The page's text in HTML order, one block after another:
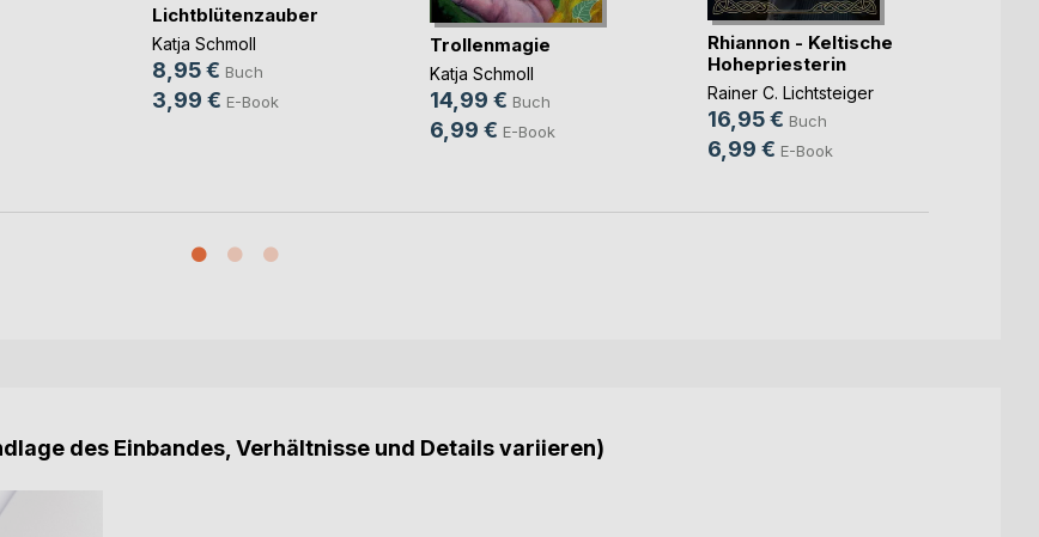
Lichtblütenzauber
Katja Schmoll
8,95 € Buch
3,99 € E-Book
Trollenmagie
Katja Schmoll
14,99 € Buch
6,99 € E-Book
Rhiannon - Keltische
Hohepriesterin
Rainer C. Lichtsteiger
16,95 € Buch
6,99 € E-Book
des Einbandes, Verhältnisse und Details variieren)